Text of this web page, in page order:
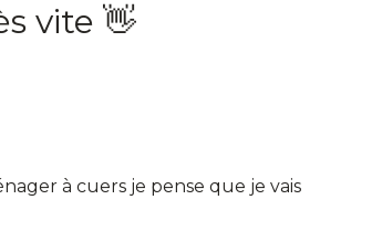
vite 👋
à cuers je pense que je vais